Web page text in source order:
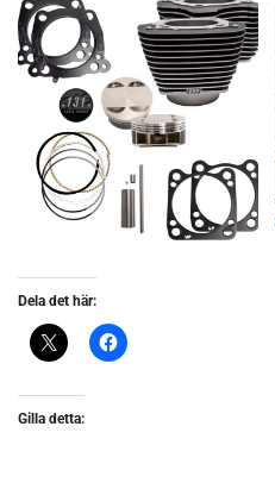
Dela det här:
Gilla detta: